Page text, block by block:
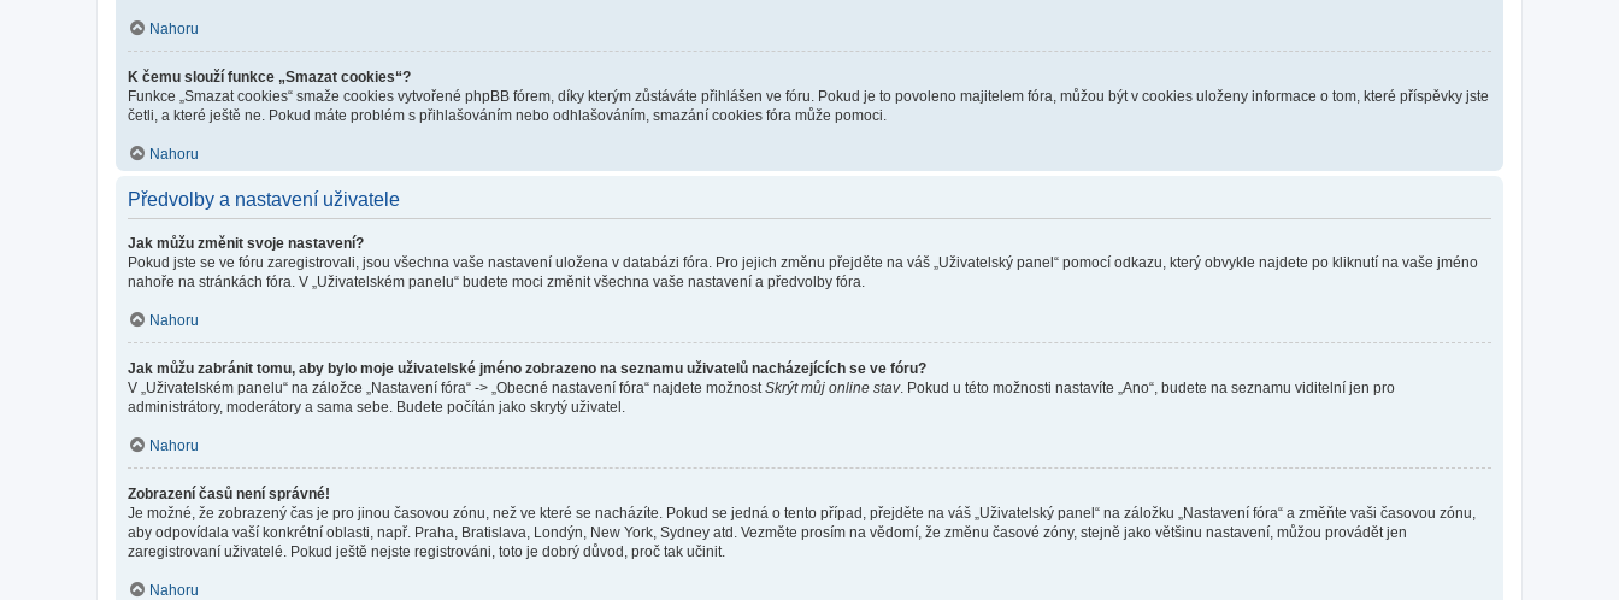
Nahoru
K čemu slouží funkce „Smazat cookies“?
Funkce „Smazat cookies“ smaže cookies vytvořené phpBB fórem, díky kterým zůstáváte přihlášen ve fóru. Pokud je to povoleno majitelem fóra, můžou být v cookies uloženy informace o tom, které příspěvky jste
četli, a které ještě ne. Pokud máte problém s přihlašováním nebo odhlašováním, smazání cookies fóra může pomoci.
Nahoru
Předvolby a nastavení uživatele
Jak můžu změnit svoje nastavení?
Pokud jste se ve fóru zaregistrovali, jsou všechna vaše nastavení uložena v databázi fóra. Pro jejich změnu přejděte na váš „Uživatelský panel“ pomocí odkazu, který obvykle najdete po kliknutí na vaše jméno
nahoře na stránkách fóra. V „Uživatelském panelu“ budete moci změnit všechna vaše nastavení a předvolby fóra.
Nahoru
Jak můžu zabránit tomu, aby bylo moje uživatelské jméno zobrazeno na seznamu uživatelů nacházejících se ve fóru?
V „Uživatelském panelu“ na záložce „Nastavení fóra“ -> „Obecné nastavení fóra“ najdete možnost Skrýt můj online stav. Pokud u této možnosti nastavíte „Ano“, budete na seznamu viditelní jen pro
administrátory, moderátory a sama sebe. Budete počítán jako skrytý uživatel.
Nahoru
Zobrazení časů není správné!
Je možné, že zobrazený čas je pro jinou časovou zónu, než ve které se nacházíte. Pokud se jedná o tento případ, přejděte na váš „Uživatelský panel“ na záložku „Nastavení fóra“ a změňte vaši časovou zónu,
aby odpovídala vaší konkrétní oblasti, např. Praha, Bratislava, Londýn, New York, Sydney atd. Vezměte prosím na vědomí, že změnu časové zóny, stejně jako většinu nastavení, můžou provádět jen
zaregistrovaní uživatelé. Pokud ještě nejste registrováni, toto je dobrý důvod, proč tak učinit.
Nahoru